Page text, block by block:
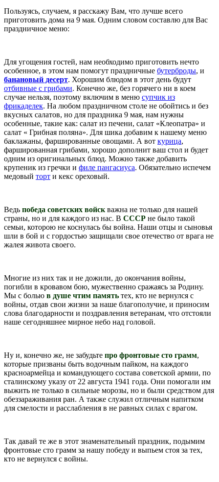
Пользуясь, случаем, я расскажу Вам, что лучше всего
приготовить дома на 9 мая. Одним словом составлю для Вас
праздничное меню:
Для угощения гостей, нам необходимо приготовить нечто
особенное, в этом нам помогут праздничные бутерброды, и
банановый десерт. Хорошим блюдом в этот день будут
отбивные с грибами. Конечно же, без горячего ни в коем
случае нельзя, поэтому включим в меню супчик из
фрикаделек. На любом праздничном столе не обойтись и без
вкусных салатов, но для праздника 9 мая, нам нужны
особенные, такие как: салат из печени, салат «Клеопатра» и
салат « Грибная поляна». Для шика добавим к нашему меню
баклажаны, фаршированные овощами. А вот курица,
фаршированная грибами, хорошо дополнит ваш стол и будет
одним из оригинальных блюд. Можно также добавить
крупеник из гречки и филе пангасиуса. Обязательно испечем
медовый торт и кекс ореховый.
Ведь победа советских войск важна не только для нашей
страны, но и для каждого из нас. В СССР не было такой
семьи, которою не коснулась бы война. Наши отцы и сыновья
шли в бой и с гордостью защищали свое отечество от врага не
жалея живота своего.
Многие из них так и не дожили, до окончания войны,
погибли в кровавом бою, мужественно сражаясь за Родину.
Мы с болью в душе чтим память тех, кто не вернулся с
войны, отдав свои жизни за наше благополучие, и приносим
слова благодарности и поздравления ветеранам, что отстояли
наше сегодняшнее мирное небо над головой.
Ну и, конечно же, не забудьте про фронтовые сто грамм,
которые призваны быть водочным пайком, на каждого
красноармейца и командующего состава советской армии, по
сталинскому указу от 22 августа 1941 года. Они помогали им
выжить не только в сильные морозы, но и были средством для
обеззараживания ран. А также служил отличным напитком
для смелости и расслабления в не равных силах с врагом.
Так давай те же в этот знаменательный праздник, подымим
фронтовые сто грамм за нашу победу и выпьем стоя за тех,
кто не вернулся с войны.